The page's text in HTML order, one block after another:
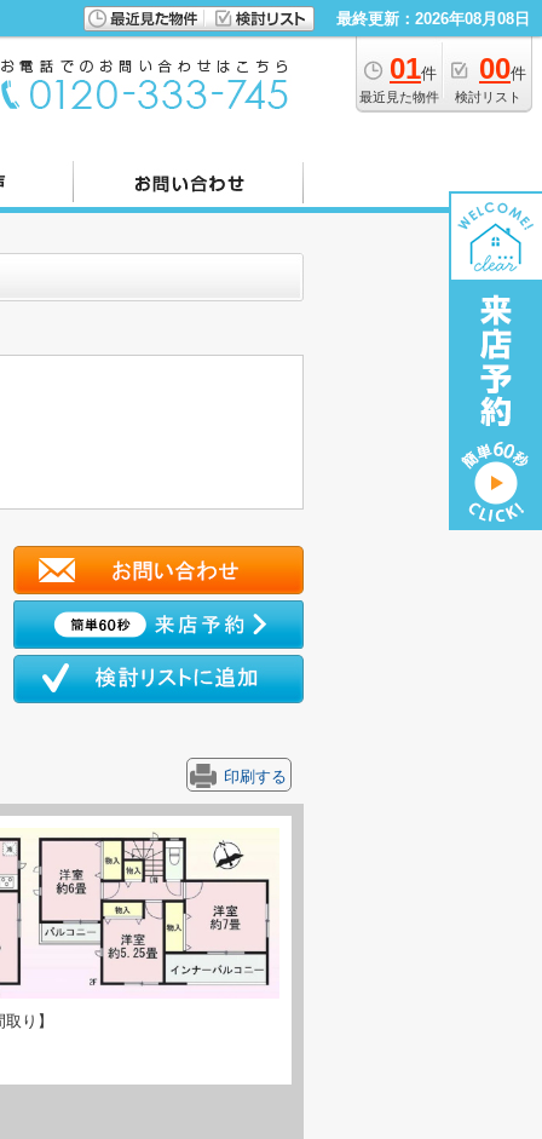
最終更新：2026年08月08日
01件
最近見た物件
00件
検討リスト
印刷する
り】